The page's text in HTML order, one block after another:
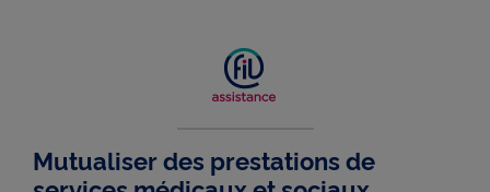
Mutualiser des prestations de